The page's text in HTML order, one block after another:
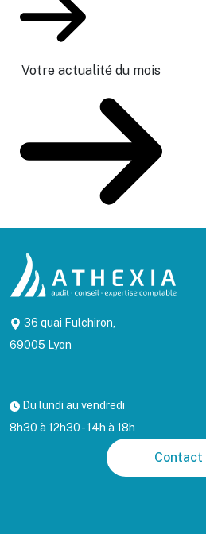
Votre actualité du mois
36 quai Fulchiron,
69005 Lyon
Du lundi au vendredi
8h30 à 12h30 - 14h à 18h
Contact